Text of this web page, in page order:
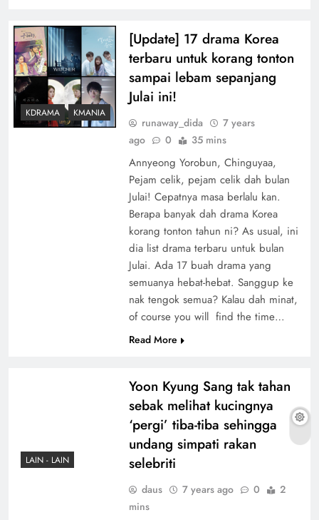
KDRAMA KMANIA
[Update] 17 drama Korea
terbaru untuk korang tonton
sampai lebam sepanjang
Julai ini!
runaway_dida
7 years
ago
0 35 mins
Annyeong Yorobun, Chinguyaa,
Pejam celik, pejam celik dah bulan
Julai! Cepatnya masa berlalu kan.
Berapa banyak dah drama Korea
korang tonton tahun ni? As usual, ini
dia list drama terbaru untuk bulan
Julai. Ada 17 buah drama yang
semuanya hebat-hebat. Sanggup ke
nak tengok semua? Kalau dah minat,
of course you will find the time…
Read More
LAIN - LAIN
Yoon Kyung Sang tak tahan
sebak melihat kucingnya
‘pergi’ tiba-tiba sehingga
undang simpati rakan
selebriti
daus 7 years ago 0
2
mins